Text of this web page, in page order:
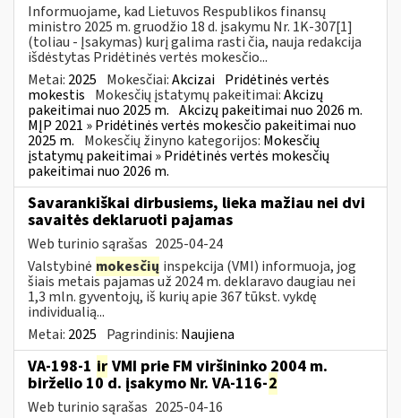
Informuojame, kad Lietuvos Respublikos finansų
ministro 2025 m. gruodžio 18 d. įsakymu Nr. 1K-307[1]
(toliau - Įsakymas) kurį galima rasti čia, nauja redakcija
išdėstytas Pridėtinės vertės mokesčio...
Metai: 2025 Mokesčiai:Akcizai Pridėtinės vertės
mokestis Mokesčių įstatymų pakeitimai:Akcizų
pakeitimai nuo 2025 m. Akcizų pakeitimai nuo 2026 m.
MĮP 2021 » Pridėtinės vertės mokesčio pakeitimai nuo
2025 m. Mokesčių žinyno kategorijos: Mokesčių
įstatymų pakeitimai » Pridėtinės vertės mokesčių
pakeitimai nuo 2026 m.
Savarankiškai dirbusiems, lieka mažiau nei dvi
savaitės deklaruoti pajamas
Web turinio sąrašas 2025-04-24
Valstybinė mokesčių inspekcija (VMI) informuoja, jog
šiais metais pajamas už 2024 m. deklaravo daugiau nei
1,3 mln. gyventojų, iš kurių apie 367 tūkst. vykdę
individualią...
Metai: 2025 Pagrindinis: Naujiena
VA-198-1 ir VMI prie FM viršininko 2004 m.
birželio 10 d. įsakymo Nr. VA-116-2
Web turinio sąrašas 2025-04-16